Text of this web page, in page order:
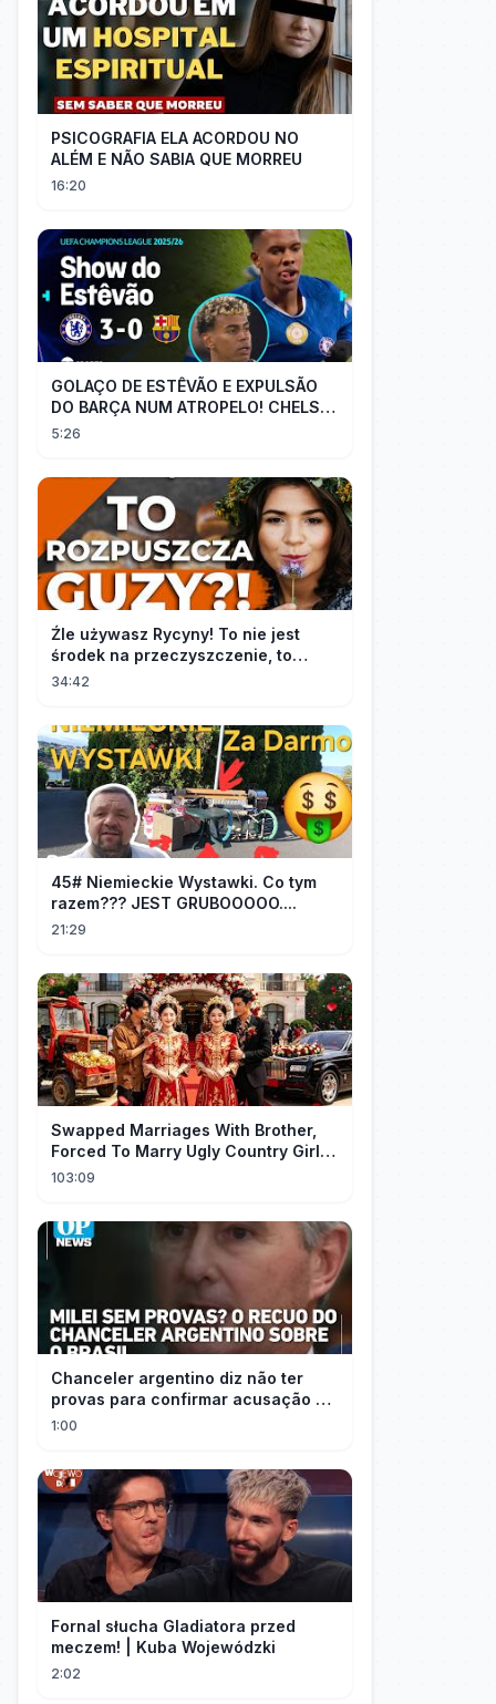
PSICOGRAFIA ELA ACORDOU NO
ALÉM E NÃO SABIA QUE MORREU
16:20
GOLAÇO DE ESTÊVÃO E EXPULSÃO
DO BARÇA NUM ATROPELO! CHELSEA
3X0 BARCELONA - MELHORES
5:26
Źle używasz Rycyny! To nie jest
środek na przeczyszczenie, to
potężny "rozpuszczalnik".
34:42
45# Niemieckie Wystawki. Co tym
razem??? JEST GRUBOOOOO....
21:29
Swapped Marriages With Brother,
Forced To Marry Ugly Country Girl—
He's A Gorgeous Billionaire CEO!
103:09
Chanceler argentino diz não ter
provas para confirmar acusação de
Milei contra Brasil | OP News
1:00
Fornal słucha Gladiatora przed
meczem! | Kuba Wojewódzki
2:02